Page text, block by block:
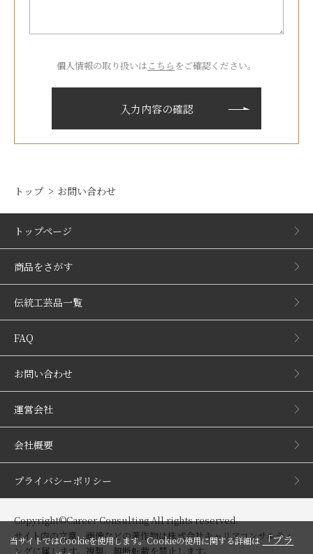
個人情報の取り扱いはこちら をご確認ください。
トップ お問い合わせ
トップページ
商品をさがす
伝統工芸品一覧
FAQ
お問い合わせ
運営会社
会社概要
プライバシーポリシー
Copyright©Career Consulting All rights reserved.
サイト内の文章、画像などの著作物は株式会社キャリアコンサルティ
ングに属します。複製、無断転載を禁止します。
当サイトではCookieを使用します。Cookieの使用に関する詳細は「プラ